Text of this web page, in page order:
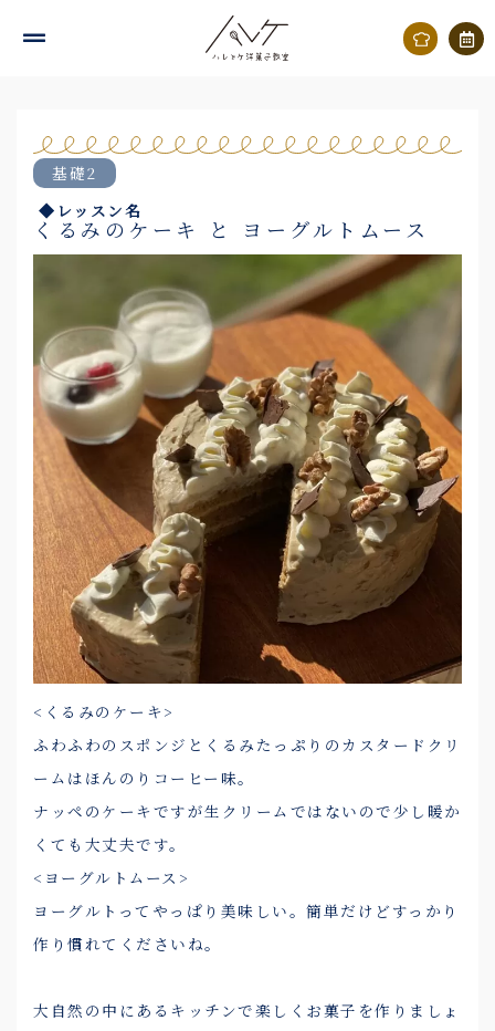
基礎2
◆レッスン名
くるみのケーキ と ヨーグルトムース
<くるみのケーキ>
ふわふわのスポンジとくるみたっぷりのカスタードクリ
ームはほんのりコーヒー味。
ナッペのケーキですが生クリームではないので少し暖か
くても大丈夫です。
<ヨーグルトムース>
ヨーグルトってやっぱり美味しい。簡単だけどすっかり
作り慣れてくださいね。
大自然の中にあるキッチンで楽しくお菓子を作りましょ